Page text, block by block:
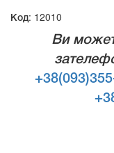
Код: 12010
Ви